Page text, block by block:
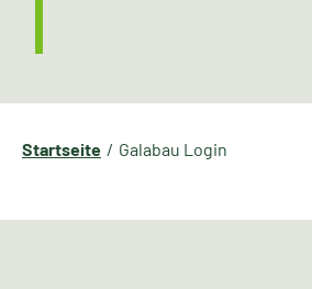
Startseite Galabau Login